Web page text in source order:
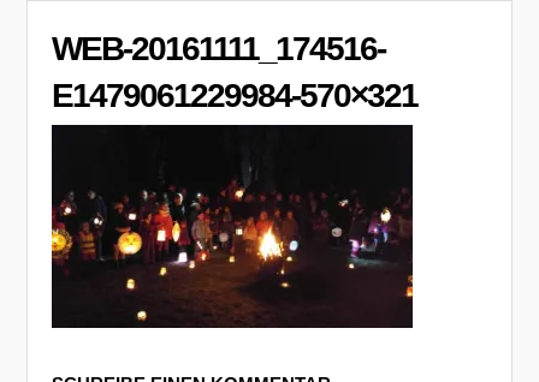
WEB-20161111_174516-
E1479061229984-570×321